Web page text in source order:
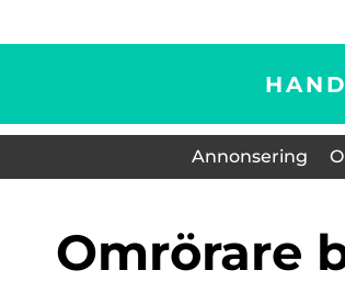
Annonsering
omrörare